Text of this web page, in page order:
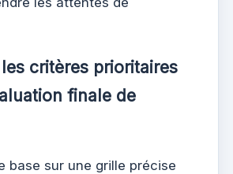
critères prioritaires
finale de
base sur une grille précise